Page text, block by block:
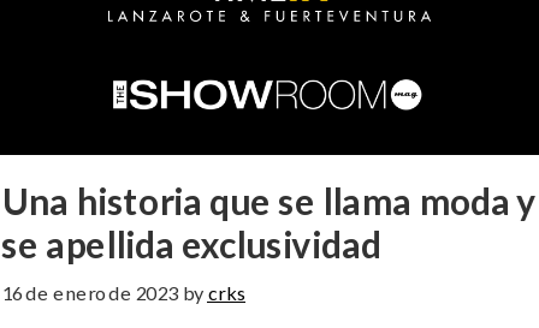
Una historia que se llama moda y
se apellida exclusividad
16 de enero de 2023 by crks